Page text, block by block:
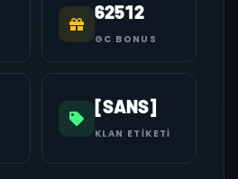
62512
GC BONUS
[SANS]
KLAN ETIKETI